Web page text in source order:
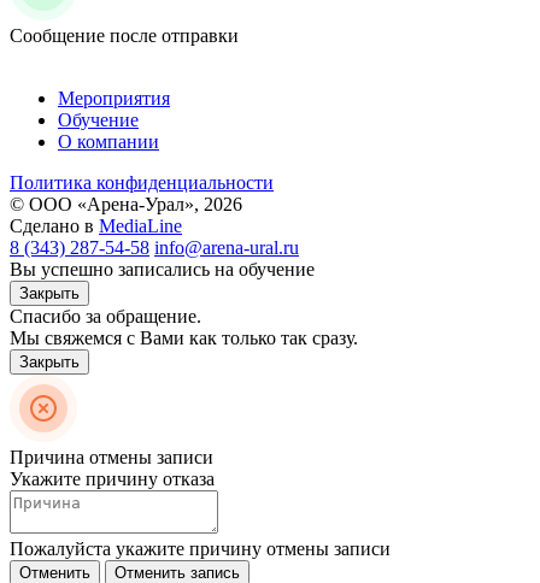
Сообщение после отправки
Мероприятия
Обучение
О компании
Политика конфиденциальности
© ООО «Арена-Урал», 2026
Сделано в MediaLine
8 (343) 287-54-58 info@arena-ural.ru
Вы успешно записались на обучение
Закрыть
Спасибо за обращение.
Мы свяжемся с Вами как только так сразу.
Закрыть
Причина отмены записи
Укажите причину отказа
Пожалуйста укажите причину отмены записи
Отменить Отменить запись